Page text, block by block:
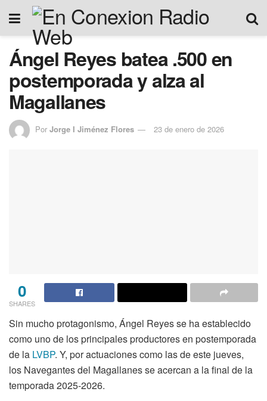
Ángel Reyes batea .500 en
postemporada y alza al
Magallanes
Por Jorge I Jiménez Flores 23 de enero de 2026
0
SHARES
Sin mucho protagonismo, Ángel Reyes se ha establecido
como uno de los principales productores en postemporada
de la LVBP. Y, por actuaciones como las de este jueves,
los Navegantes del Magallanes se acercan a la final de la
temporada 2025-2026.